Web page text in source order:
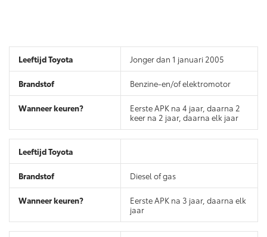
Proace Max (excl. BTW)
OOK ALS BATTERIJ-
ELEKTRISCH
Vanaf € 46.301,-
Hilux (excl. BTW)
OOK ALS BATTERIJ-
ELEKTRISCH
Vanaf € 56.570,-
Land Cruiser (excl. BTW)
Jonger dan 1 januari 2005
Benzine-en/of elektromotor
Eerste APK na 4 jaar, daarna 2
keer na 2 jaar, daarna elk jaar
Diesel of gas
Eerste APK na 3 jaar, daarna elk
jaar